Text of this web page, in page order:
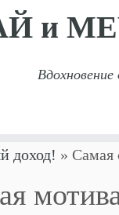
и
доход! » Самая